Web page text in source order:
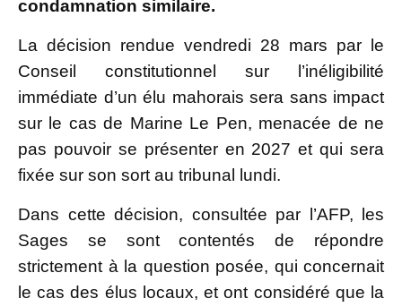
condamnation similaire.
La décision rendue vendredi 28 mars par le
Conseil constitutionnel sur l’inéligibilité
immédiate d’un élu mahorais sera sans impact
sur le cas de Marine Le Pen, menacée de ne
pas pouvoir se présenter en 2027 et qui sera
fixée sur son sort au tribunal lundi.
Dans cette décision, consultée par l’AFP, les
Sages se sont contentés de répondre
strictement à la question posée, qui concernait
le cas des élus locaux, et ont considéré que la